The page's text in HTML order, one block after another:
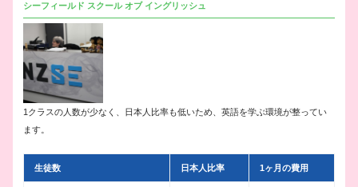
シーフィールド スクール オブ イングリッシュ
1クラスの人数が少なく、日本人比率も低いため、英語を学ぶ環境が整ってい
ます。
生徒数 日本人比率 1ヶ月の費用